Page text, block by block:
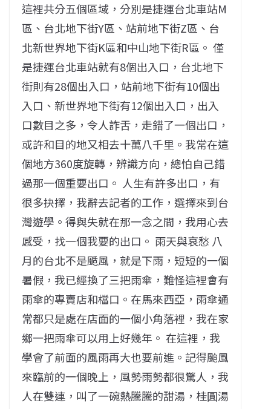
這裡共分五個區域，分別是捷運台北車站M
區、台北地下街Y區、站前地下街Z區、台
北新世界地下街K區和中山地下街R區。 僅
是捷運台北車站就有8個出入口，台北地下
街則有28個出入口，站前地下街有10個出
入口、新世界地下街有12個出入口，出入
口數目之多，令人詐舌，走錯了一個出口，
或許和目的地又相去十萬八千里。我常在這
個地方360度旋轉，辨識方向，總怕自己錯
過那一個重要出口。 人生有許多出口，有
很多抉擇，我辭去記者的工作，選擇來到台
灣遊學。得與失就在那一念之間，我用心去
感受，找一個我要的出口。 雨天與哀愁 八
月的台北不是颳風，就是下雨，短短的一個
暑假，我已經換了三把雨傘，難怪這裡會有
雨傘的專賣店和檔口。在馬來西亞，雨傘通
常都只是處在店面的一個小角落裡，我在家
鄉一把雨傘可以用上好幾年。 在這裡，我
學會了前面的風雨再大也要前進。記得颱風
來臨前的一個晚上，風勢雨勢都很驚人，我
人在雙連，叫了一碗熱騰騰的甜湯，桂圓湯